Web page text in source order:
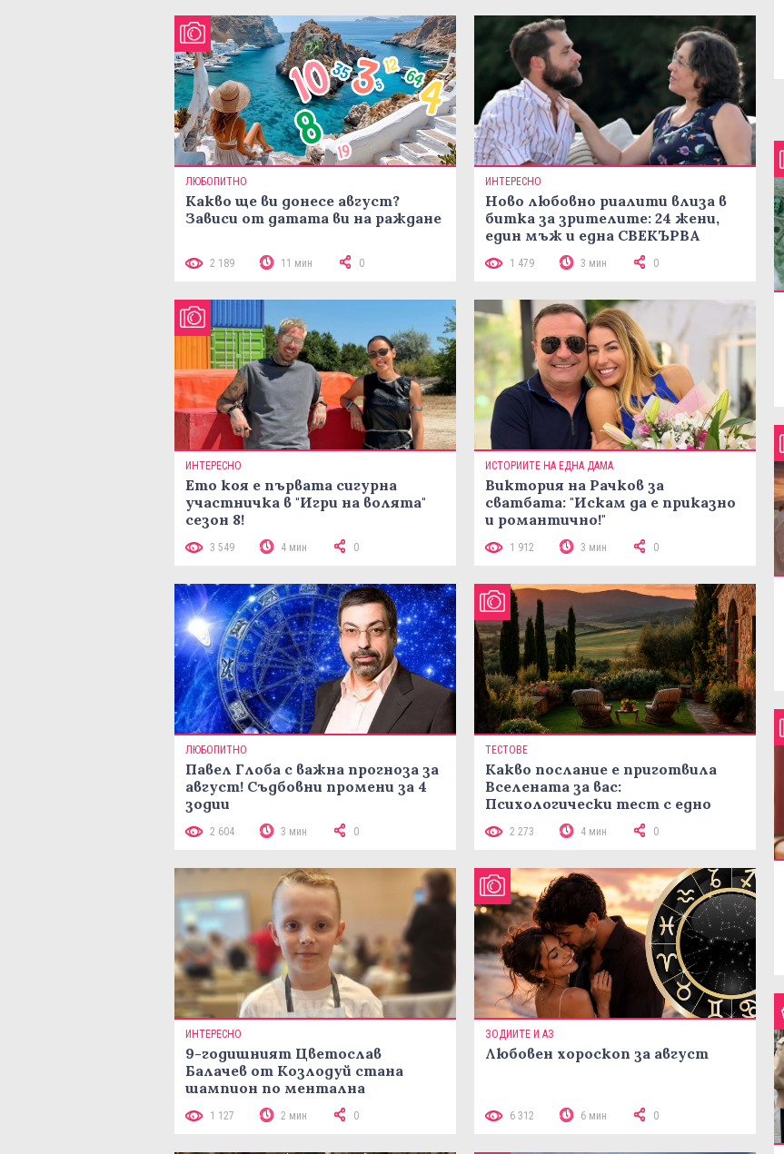
ЛЮБОПИТНО
Какво ще ви донесе август?
Зависи от датата ви на ражданe
2 189 11 мин 0
ИНТЕРЕСНО
Ново любовно риалити влиза в
битка за зрителите: 24 жени,
един мъж и една СВЕКЪРВА
1 479 3 мин 0
ИНТЕРЕСНО
Ето коя е първата сигурна
участничка в "Игри на волята"
сезон 8!
3 549 4 мин 0
ИСТОРИИТЕ НА ЕДНА ДАМА
Виктория на Рачков за
сватбата: "Искам да е приказно
и романтично!"
1 912 3 мин 0
ЛЮБОПИТНО
Павел Глоба с важна прогноза за
август! Съдбовни промени за 4
зодии
2 604 3 мин 0
ТЕСТОВЕ
Какво послание е приготвила
Вселената за вас:
Психологически тест с едно
2 273 4 мин 0
ИНТЕРЕСНО
9-годишният Цветослав
Балачев от Козлодуй стана
шампион по ментална
аритметика с 320 задачи за 10
минути
1 127 2 мин 0
ЗОДИИТЕ И АЗ
Любовен хороскоп за август
6 312 6 мин 0